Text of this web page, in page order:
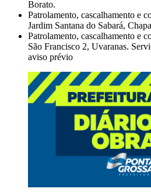
Borato.
Patrolamento, cascalhamento e
Jardim Santana do Sabará,
Patrolamento, cascalhamento e
São Francisco 2, Uvaranas.
aviso prévio